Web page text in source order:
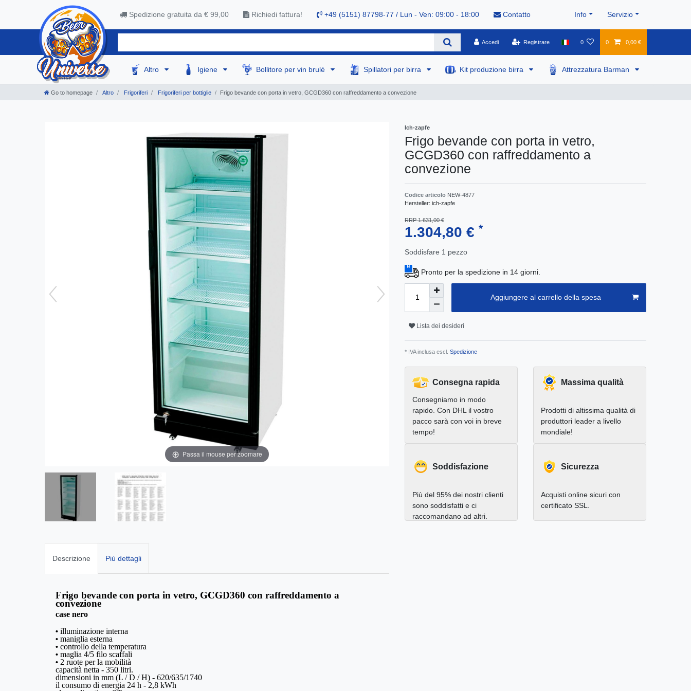
Spedizione gratuita da € 99,00 Richiedi fattura! +49 (5151) 87798-77 / Lun - Ven: 09:00 - 18:00 Contatto Info Servizio
Accedi Registrare 0 0 0,00 €
Altro Igiene Bollitore per vin brulè Spillatori per birra Kit produzione birra Attrezzatura Barman
Go to homepage Altro Frigoriferi Frigoriferi per bottiglie Frigo bevande con porta in vetro, GCGD360 con raffreddamento a convezione
Passa il mouse per zoomare
Descrizione Più dettagli
Frigo bevande con porta in vetro, GCGD360 con raffreddamento a
convezione
case nero
• illuminazione interna
• maniglia esterna
• controllo della temperatura
• maglia 4/5 filo scaffali
• 2 ruote per la mobilità
capacità netta - 350 litri.
dimensioni in mm (L / D / H) - 620/635/1740
il consumo di energia 24 h - 2,8 kWh
Ich-zapfe
Frigo bevande con porta in vetro,
GCGD360 con raffreddamento a
convezione
Codice articolo NEW-4877
Hersteller: ich-zapfe
RRP 1.631,00 €
1.304,80 € *
Soddisfare 1 pezzo
Pronto per la spedizione in 14 giorni.
Aggiungere al carrello della spesa
Lista dei desideri
* IVA inclusa escl. Spedizione
Consegna rapida
Consegniamo in modo
rapido. Con DHL il vostro
pacco sarà con voi in breve
tempo!
Massima qualità
Prodotti di altissima qualità di
produttori leader a livello
mondiale!
Soddisfazione
Più del 95% dei nostri clienti
sono soddisfatti e ci
raccomandano ad altri.
Sicurezza
Acquisti online sicuri con
certificato SSL.